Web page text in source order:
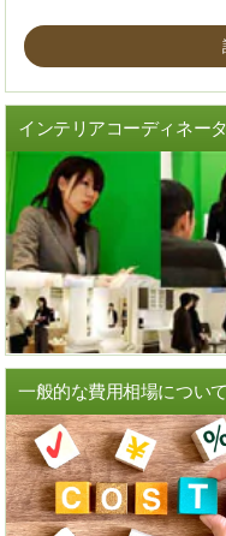
インテリアコーディネー
一般的な費用相場につい